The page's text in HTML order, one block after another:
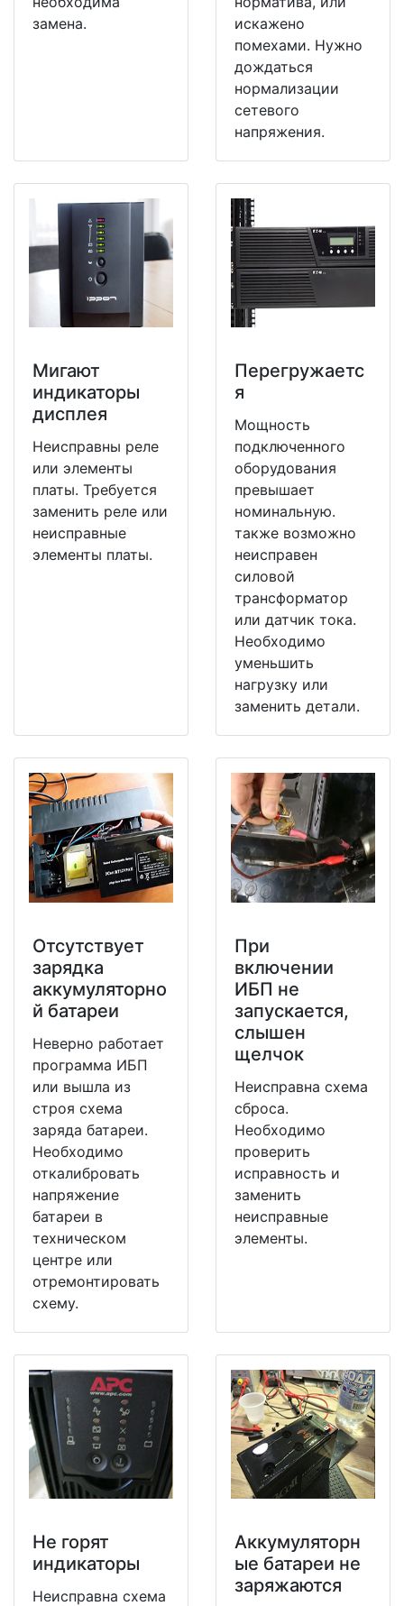
замена.
искажено
помехами. Нужно
дождаться
нормализации
сетевого
напряжения.
Мигают
индикаторы
дисплея
Неисправны реле
или элементы
платы. Требуется
заменить реле или
неисправные
элементы платы.
Перегружаетс
я
Мощность
подключенного
оборудования
превышает
номинальную.
также возможно
неисправен
силовой
трансформатор
или датчик тока.
Необходимо
уменьшить
нагрузку или
заменить детали.
Отсутствует
зарядка
аккумуляторно
й батареи
Неверно работает
программа ИБП
или вышла из
строя схема
заряда батареи.
Необходимо
откалибровать
напряжение
батареи в
техническом
центре или
отремонтировать
схему.
При
включении
ИБП не
запускается,
слышен
щелчок
Неисправна схема
сброса.
Необходимо
проверить
исправность и
заменить
неисправные
элементы.
Не горят
индикаторы
Неисправна схема
Аккумуляторн
ые батареи не
заряжаются